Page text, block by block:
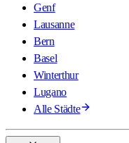
Genf
Lausanne
Bern
Basel
Winterthur
Lugano
Alle Städte